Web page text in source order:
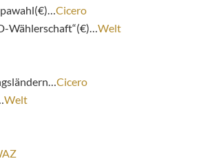
Cicero
Wählerschaft“(€)… Welt
Cicero
Welt